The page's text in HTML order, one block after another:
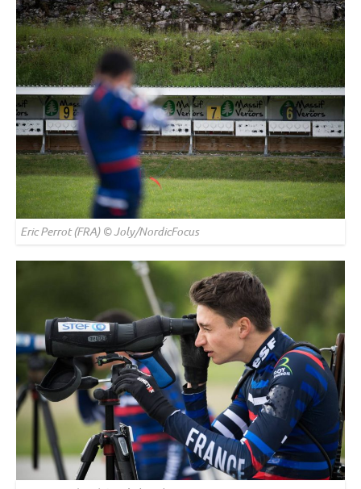
Eric Perrot (FRA) © Joly/NordicFocus